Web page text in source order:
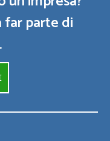
far parte di